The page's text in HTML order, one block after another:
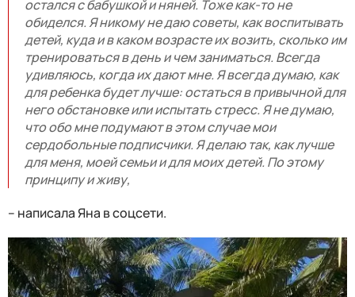
остался с бабушкой и няней. Тоже как-то не
обиделся. Я никому не даю советы, как воспитывать
детей, куда и в каком возрасте их возить, сколько им
тренироваться в день и чем заниматься. Всегда
удивляюсь, когда их дают мне. Я всегда думаю, как
для ребенка будет лучше: остаться в привычной для
него обстановке или испытать стресс. Я не думаю,
что обо мне подумают в этом случае мои
сердобольные подписчики. Я делаю так, как лучше
для меня, моей семьи и для моих детей. По этому
принципу и живу,
– написала Яна в соцсети.